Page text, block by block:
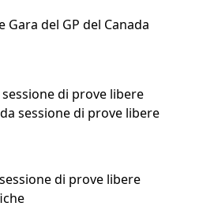
del GP del Canada
sessione di prove libere
sessione di prove libere
di prove libere